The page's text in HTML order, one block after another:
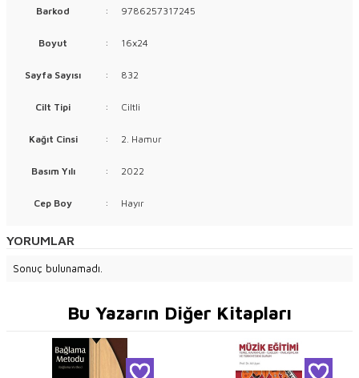
Barkod : 9786257317245
Boyut : 16x24
Sayfa Sayısı : 832
Cilt Tipi : Ciltli
Kağıt Cinsi : 2. Hamur
Basım Yılı : 2022
Cep Boy : Hayır
YORUMLAR
Sonuç bulunamadı.
Bu Yazarın Diğer Kitapları